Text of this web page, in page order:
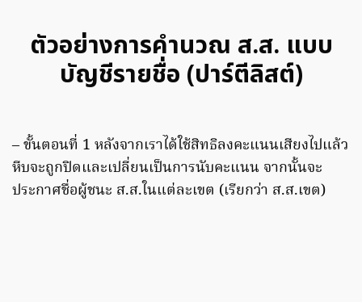
ตัวอย่างการคำนวณ ส.ส. แบบ
บัญชีรายชื่อ (ปาร์ตีลิสต์)
– ขั้นตอนที่ 1 หลังจากเราได้ใช้สิทธิลงคะแนนเสียงไปแล้ว
หีบจะถูกปิดและเปลี่ยนเป็นการนับคะแนน จากนั้นจะ
ประกาศชื่อผู้ชนะ ส.ส.ในแต่ละเขต (เรียกว่า ส.ส.เขต)